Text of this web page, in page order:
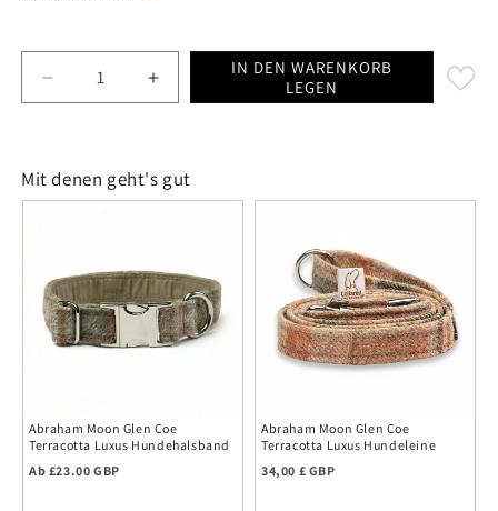
Decrease quantity for Abraham Moon Glen Coe
Increase quantity for Abraham Moon
IN DEN WARENKORB
LEGEN
Mit denen geht's gut
Abraham Moon Glen Coe
Terracotta Luxus Hundehalsband
Regulärer Preis
Ab £23.00 GBP
Abraham Moon Glen Coe
Terracotta Luxus Hundeleine
Regulärer Preis
34,00 £ GBP